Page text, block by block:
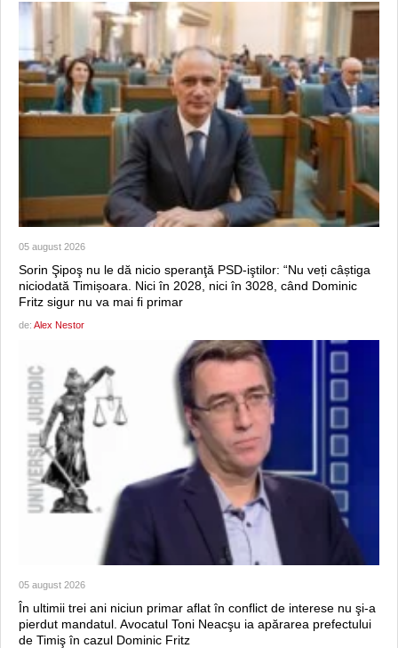
05 august 2026
Sorin Şipoş nu le dă nicio speranţă PSD-iştilor: “Nu veți câștiga
niciodată Timișoara. Nici în 2028, nici în 3028, când Dominic
Fritz sigur nu va mai fi primar
de: Alex Nestor
05 august 2026
În ultimii trei ani niciun primar aflat în conflict de interese nu şi-a
pierdut mandatul. Avocatul Toni Neacşu ia apărarea prefectului
de Timiş în cazul Dominic Fritz